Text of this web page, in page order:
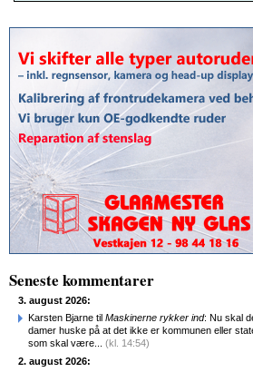
Seneste kommentarer
3. august 2026:
Karsten Bjarne til Maskinerne rykker ind: Nu skal
damer huske på at det ikke er kommunen eller
som skal være... (kl. 14:54)
2. august 2026: